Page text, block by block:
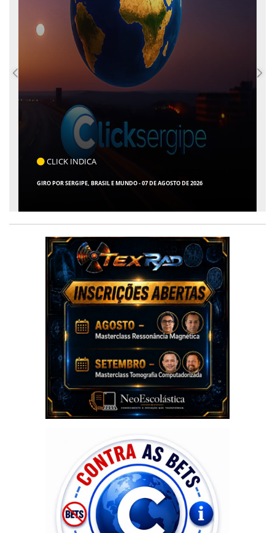
CLICK INDICA
GIRO POR SERGIPE, BRASIL E MUNDO - 07 DE AGOSTO DE 2026